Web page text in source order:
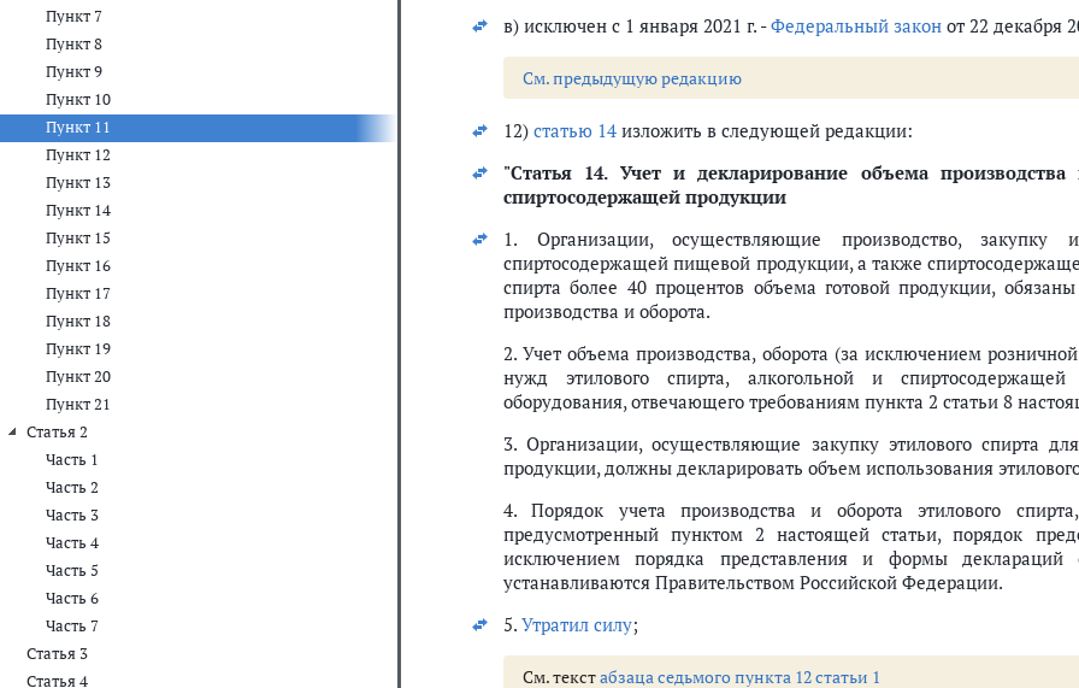
Пункт 7
Пункт 8
Пункт 9
Пункт 10
Пункт 11
Пункт 12
Пункт 13
Пункт 14
Пункт 15
Пункт 16
Пункт 17
Пункт 18
Пункт 19
Пункт 20
Пункт 21
Статья 2
Часть 1
Часть 2
Часть 3
Часть 4
Часть 5
Часть 6
Часть 7
Статья 3
Статья 4
в) исключен с 1 января 2021 г. -Федеральный закон от 22 декабря
См. предыдущую редакцию
12) статью 14 изложить в следующей редакции:
"Статья 14.Учет и декларирование объема
спиртосодержащей продукции
1. Организации, осуществляющие производство, закупку
спиртосодержащей пищевой продукции, а также
спирта более 40 процентов объема готовой продукции,
производства и оборота.
2. Учет объема производства, оборота (за исключением
нужд этилового спирта, алкогольной и
оборудования, отвечающего требованиям пункта 2 статьи 8
3. Организации, осуществляющие закупку этилового спирта
продукции, должны декларировать объем использования
4. Порядок учета производства и оборота этилового
предусмотренный пунктом 2 настоящей статьи, порядок
исключением порядка представления и формы деклараций
устанавливаются Правительством Российской Федерации.
5. Утратил силу;
См. текстабзаца седьмого пункта 12 статьи 1